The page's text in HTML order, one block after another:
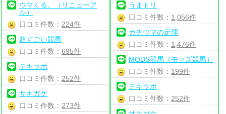
ウマくる。（リニューア
ル）
口コミ件数： 224件
超すごい競馬
口コミ件数：695件
テキラボ
口コミ件数： 252件
サキガケ
口コミ件数： 273件
うまトリ
口コミ件数： 1,056件
カチウマの定理
口コミ件数： 1,476件
MODS競馬（モッズ競馬）
口コミ件数： 199件
テキラボ
口コミ件数： 252件